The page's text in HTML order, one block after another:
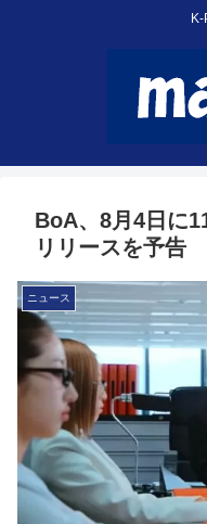
BoA、8月4日に
リリースを予告
ニュース